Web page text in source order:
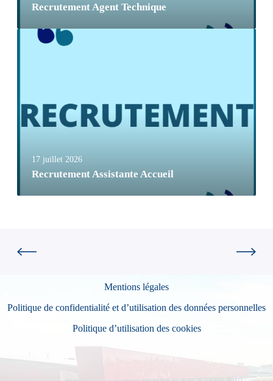
Recrutement Agent Technique
17 juillet 2026
Recrutement Assistante Accueil
Mentions légales
Politique de confidentialité et d’utilisation des données personnelles
Politique d’utilisation des cookies